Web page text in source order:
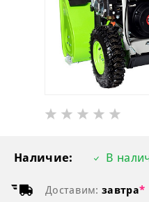
Наличие: В
Доставим: завтра*